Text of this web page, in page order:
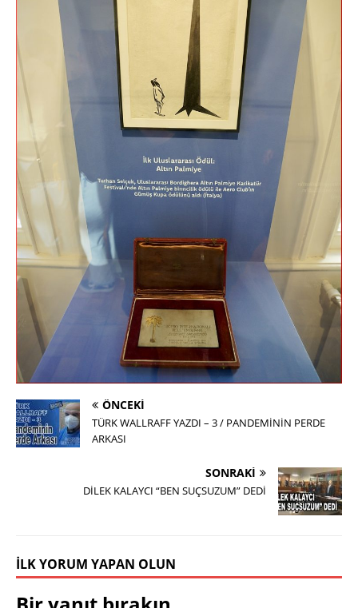
ÖNCEKI
TÜRK WALLRAFF YAZDI – 3 / PANDEMİNİN PERDE
ARKASI
SONRAKI
DİLEK KALAYCI “BEN SUÇSUZUM” DEDİ
İLK YORUM YAPAN OLUN